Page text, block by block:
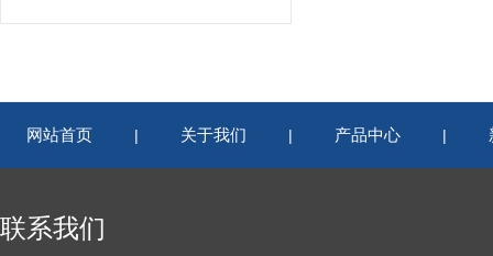
网站首页 | 关于我们 | 产品中心 |
联系我们